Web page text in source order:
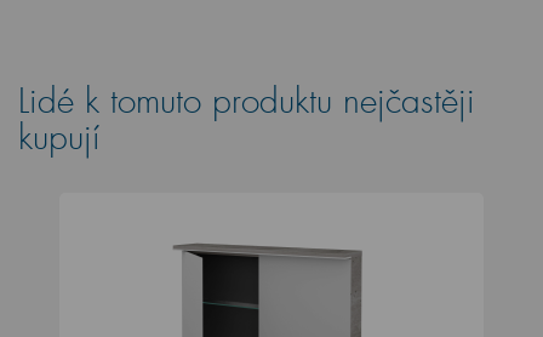
Lidé k tomuto produktu nejčastěji
kupují